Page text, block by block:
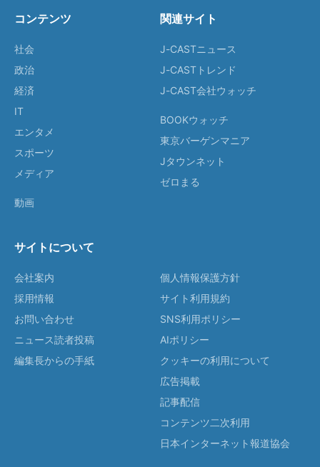
コンテンツ
社会
政治
経済
IT
エンタメ
スポーツ
メディア
動画
関連サイト
J-CASTニュース
J-CASTトレンド
J-CAST会社ウォッチ
BOOKウォッチ
東京バーゲンマニア
Jタウンネット
ゼロまる
サイトについて
会社案内
採用情報
お問い合わせ
ニュース読者投稿
編集長からの手紙
個人情報保護方針
サイト利用規約
SNS利用ポリシー
AIポリシー
クッキーの利用について
広告掲載
記事配信
コンテンツ二次利用
日本インターネット報道協会